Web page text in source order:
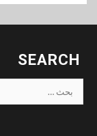
SEARCH
عن: